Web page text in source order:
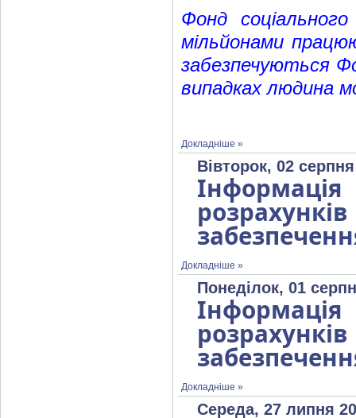
Фонд
мільйонами
забезпечуються
випадках людина
Докладніше »
Вівторок, 02
Докладніше »
Понеділок, 01
Докладніше »
Середа, 27 липня